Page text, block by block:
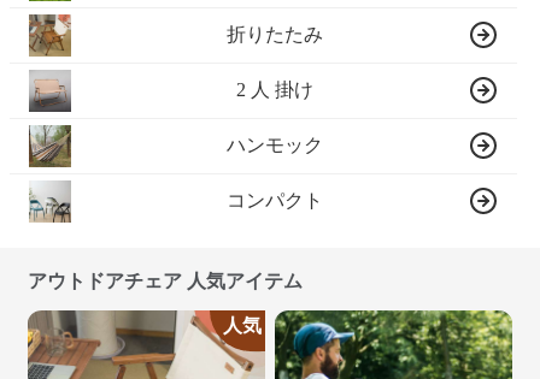
折りたたみ
2 人 掛け
ハンモック
コンパクト
アウトドアチェア 人気アイテム
人気